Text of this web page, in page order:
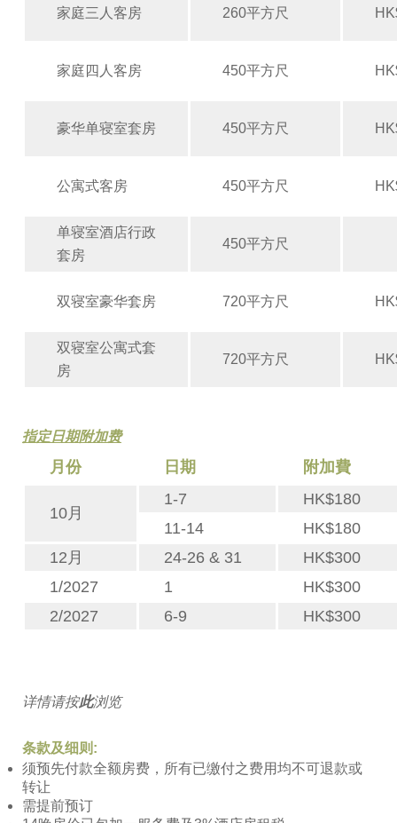
家庭三人客房 260平方尺
家庭四人客房 450平方尺
豪华单寝室套房 450平方尺
公寓式客房 450平方尺
单寝室酒店行政
套房
450平方尺
双寝室豪华套房 720平方尺
双寝室公寓式套
房
720平方尺
指定日期附加费
月份 日期 附加費
10月
1-7
HK$180
11-14
HK$180
12月
24-26 & 31
HK$300
1/2027
1
HK$300
2/2027
6-9 HK$300
详情请按此浏览
条款及细则 :
须预先付款全额房费，所有已缴付之费用均不可退款或
转让
需提前预订